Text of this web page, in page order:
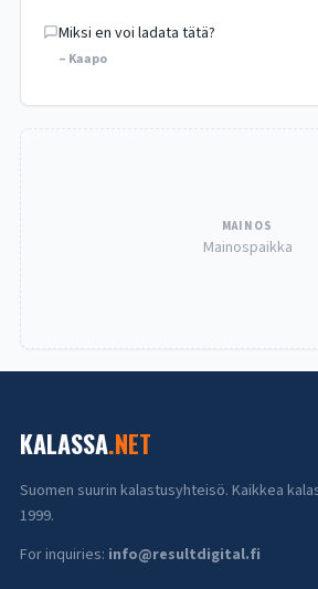
Miksi en voi ladata tätä?
– Kaapo
MAINOS
Mainospaikka
KALASSA.NET
Suomen suurin kalastusyhteisö. Kaikkea
1999.
For inquiries: info@resultdigital.fi